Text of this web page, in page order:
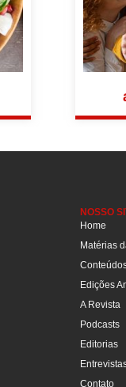
NOSSO
Home
Matérias
Edições
A Revista
Podcasts
Editorias
Contato